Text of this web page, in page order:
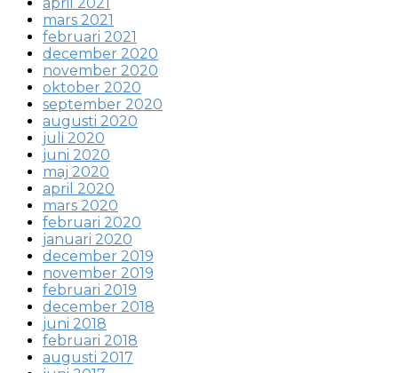
mars 2021
februari 2021
december 2020
november 2020
oktober 2020
september 2020
augusti 2020
juli 2020
juni 2020
maj 2020
april 2020
mars 2020
februari 2020
januari 2020
december 2019
november 2019
februari 2019
december 2018
juni 2018
februari 2018
augusti 2017